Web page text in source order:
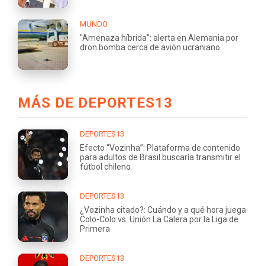
MUNDO
"Amenaza híbrida": alerta en Alemania por
dron bomba cerca de avión ucraniano
MÁS DE DEPORTES13
DEPORTES13
Efecto “Vozinha”: Plataforma de contenido
para adultos de Brasil buscaría transmitir el
fútbol chileno
DEPORTES13
¿Vozinha citado?: Cuándo y a qué hora juega
Colo-Colo vs. Unión La Calera por la Liga de
Primera
DEPORTES13